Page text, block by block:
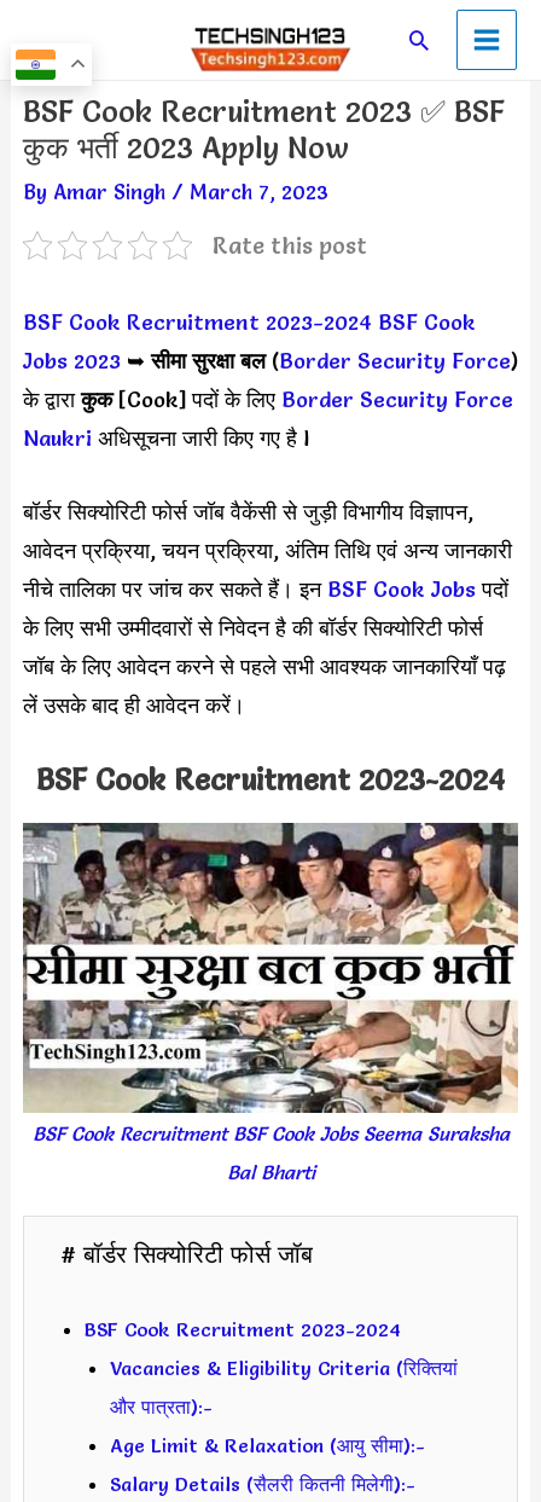
to
content
SearchMain
Menu
BSF Cook Recruitment 2023 ✅ BSF
कुक भर्ती 2023 Apply Now
By Amar Singh / March 7, 2023
Rate this post
BSF Cook Recruitment 2023-2024 BSF Cook
Jobs 2023➥सीमा सुरक्षा बल(Border Security Force)
के द्वाराकुक[Cook] पदों के लिए Border Security Force
Naukri अधिसूचना जारी किए गए है l
बॉर्डर सिक्योरिटी फोर्स जॉब वैकेंसी से जुड़ी विभागीय विज्ञापन,
आवेदन प्रक्रिया, चयन प्रक्रिया, अंतिम तिथि एवं अन्य जानकारी
नीचे तालिका पर जांच कर सकते हैं। इन BSF Cook Jobsपदों
के लिए सभी उम्मीदवारों से निवेदन है की बॉर्डर सिक्योरिटी फोर्स
जॉब के लिए आवेदन करने से पहले सभी आवश्यक जानकारियाँ पढ़
लें उसके बाद ही आवेदन करें।
BSF Cook Recruitment 2023-2024
BSF Cook Recruitment BSF Cook Jobs Seema Suraksha
Bal Bharti
# बॉर्डर सिक्योरिटी फोर्स जॉब
BSF Cook Recruitment 2023-2024
Vacancies & Eligibility Criteria (रिक्तियां
और पात्रता):-
Age Limit & Relaxation (आयु सीमा):-
Salary Details (सैलरी कितनी मिलेगी):-
Post
navigation